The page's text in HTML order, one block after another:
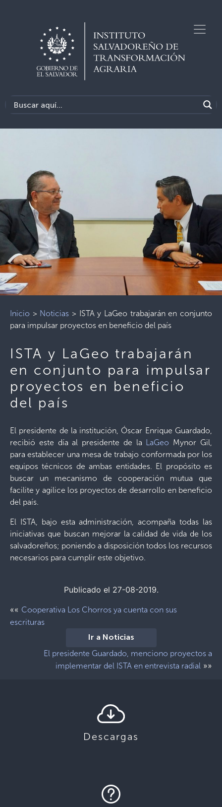
Inicio > Noticias > ISTA y LaGeo trabajarán en conjunto
para impulsar proyectos en beneficio del país
ISTA y LaGeo trabajarán
en conjunto para impulsar
proyectos en beneficio
del país
El presidente de la institución, Óscar Enrique Guardado,
recibió este día al presidente de la LaGeo Mynor Gil,
para establecer una mesa de trabajo conformada por los
equipos técnicos de ambas entidades. El propósito es
buscar un mecanismo de cooperación mutua que
facilite y agilice los proyectos de desarrollo en beneficio
del país.
El ISTA, bajo esta administración, acompaña todas las
iniciativas que buscan mejorar la calidad de vida de los
salvadoreños; poniendo a disposición todos los recursos
necesarios para cumplir este objetivo.
Publicado el 27-08-2019.
«« Cooperativa Los Chorros ya cuenta con sus
escrituras
Ir a Noticias
El presidente Guardado, menciono proyectos a
implementar del ISTA en entrevista radial »»
Descargas